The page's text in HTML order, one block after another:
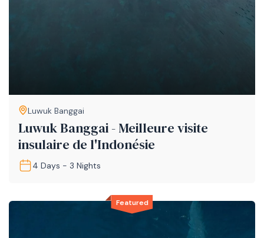
Luwuk Banggai
Luwuk Banggai - Meilleure visite
insulaire de l'Indonésie
4 Days - 3 Nights
Featured